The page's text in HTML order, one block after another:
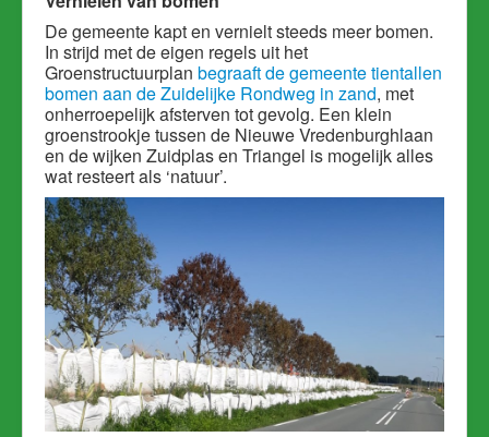
De gemeente kapt en vernielt steeds meer bomen.
In strijd met de eigen regels uit het
Groenstructuurplan begraaft de gemeente tientallen
bomen aan de Zuidelijke Rondweg in zand, met
onherroepelijk afsterven tot gevolg. Een klein
groenstrookje tussen de Nieuwe Vredenburghlaan
en de wijken Zuidplas en Triangel is mogelijk alles
wat resteert als ‘natuur’.